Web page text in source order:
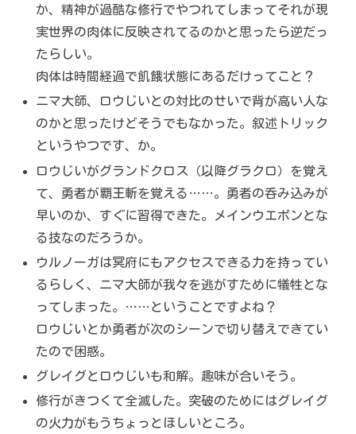
か、精神が過酷な修行でやつれてしまってそれが現
実世界の肉体に反映されてるのかと思ったら逆だっ
たらしい。
肉体は時間経過で飢餓状態にあるだけってこと？
ニマ大師、ロウじいとの対比のせいで背が高い人な
のかと思ったけどそうでもなかった。叙述トリック
というやつです、か。
ロウじいがグランドクロス（以降グラクロ）を覚え
て、勇者が覇王斬を覚える……。勇者の呑み込みが
早いのか、すぐに習得できた。メインウエポンとな
る技なのだろうか。
ウルノーガは冥府にもアクセスできる力を持ってい
るらしく、ニマ大師が我々を逃がすために犠牲とな
ってしまった。……ということですよね？
ロウじいとか勇者が次のシーンで切り替えできてい
たので困惑。
グレイグとロウじいも和解。趣味が合いそう。
修行がきつくて全滅した。突破のためにはグレイグ
の火力がもうちょっとほしいところ。